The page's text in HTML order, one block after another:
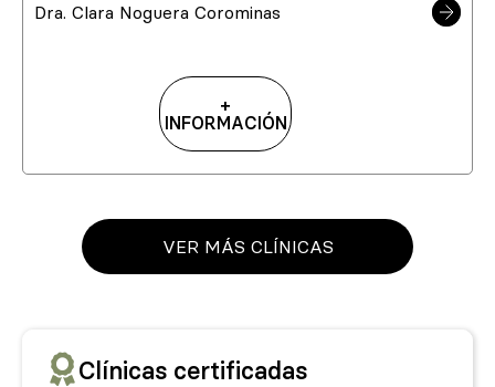
Dra. Clara Noguera Corominas
+
INFORMACIÓN
VER MÁS CLÍNICAS
Clínicas certificadas